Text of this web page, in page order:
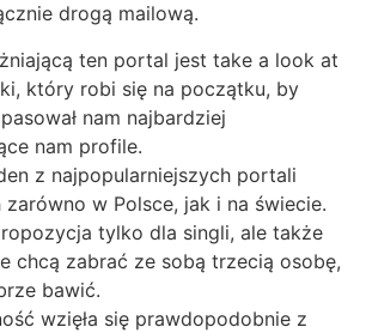
drogą mailową.
ten portal jest take a look at
który robi się na początku, by
nam najbardziej
nam profile.
z najpopularniejszych portali
w Polsce, jak i na świecie.
tylko dla singli, ale także
chcą zabrać ze sobą trzecią osobę,
bawić.
wzięła się prawdopodobnie z